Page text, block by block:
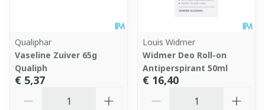
Qualiphar
Vaseline Zuiver 65g
Qualiph
€ 5,37
Louis Widmer
Widmer Deo Roll-on
Antiperspirant 50ml
€ 16,40